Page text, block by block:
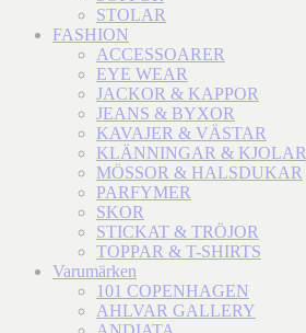
STOLAR
FASHION
ACCESSOARER
EYE WEAR
JACKOR & KAPPOR
JEANS & BYXOR
KAVAJER & VÄSTAR
KLÄNNINGAR & KJOLAR
MÖSSOR & HALSDUKAR
PARFYMER
SKOR
STICKAT & TRÖJOR
TOPPAR & T-SHIRTS
Varumärken
101 COPENHAGEN
AHLVAR GALLERY